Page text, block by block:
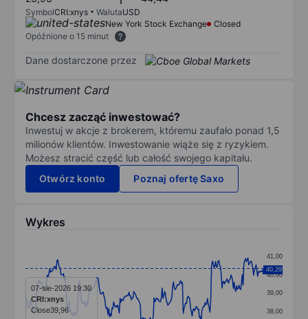
SymbolCRI:xnys WalutaUSD
New York Stock Exchange
Closed
Opóźnione o 15 minut
Dane dostarczone przez
Chcesz zacząć inwestować?
Inwestuj w akcje z brokerem, któremu zaufało ponad 1,5
milionów klientów. Inwestowanie wiąże się z ryzykiem.
Możesz stracić część lub całość swojego kapitału.
Otwórz konto
Poznaj ofertę Saxo
Wykres
Line chart with 295 data points.
The chart has 1 X axis displaying categories.
The chart has 1 Y axis displaying values. Data38,00
39,00
40,00
41,00
40,29
07-sie-2026 19:30
CRI:xnys
Close39,96